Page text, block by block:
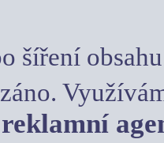
šíření